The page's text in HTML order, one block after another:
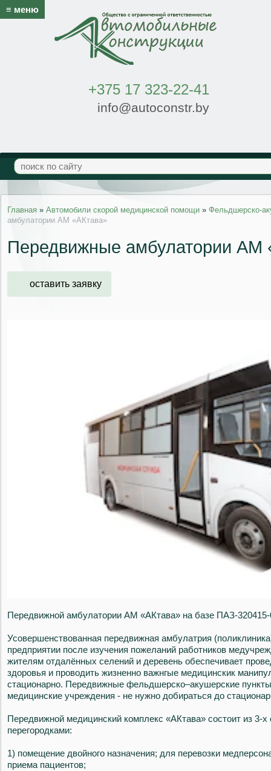
≡ меню
+375 17 323-22-41
info@autoconstr.by
Главная » Автомобили скорой медицинской помощи » Фельдшерско-
амбулатории АМ «АКтава»
Передвижные амбулатории АМ
оставить заявку
Передвижной амбулатории АМ «АКтава» на базе ПАЗ-320415-
Усовершенствованная передвижная амбулатрия
предприятии после изучения пожеланий работников
жителям отдалённых селений и деревень обеспечивает
здоровья и проводить жизненно важнгые медицинскик
стационарно. Передвижные фельдшерско–акушерские
медицинские учреждения - не нужно добираться до
Передвижной медицинский комплекс «АКтава» состоит из 3-
перегородками:
1) помещение двойного назначения; для перевозки
приема пациентов;